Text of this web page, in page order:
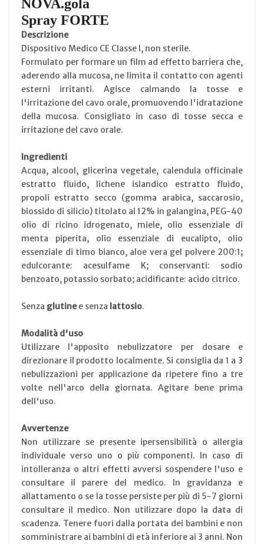
NOVA.gola
Spray FORTE
Descrizione
Dispositivo Medico CE Classe I, non sterile.
Formulato per formare un film ad effetto barriera che,
aderendo alla mucosa, ne limita il contatto con agenti
esterni irritanti. Agisce calmando la tosse e
l'irritazione del cavo orale, promuovendo l'idratazione
della mucosa. Consigliato in caso di tosse secca e
irritazione del cavo orale.
Ingredienti
Acqua, alcool, glicerina vegetale, calendula officinale
estratto fluido, lichene islandico estratto fluido,
propoli estratto secco (gomma arabica, saccarosio,
biossido di silicio) titolato al 12% in galangina, PEG-40
olio di ricino idrogenato, miele, olio essenziale di
menta piperita, olio essenziale di eucalipto, olio
essenziale di timo bianco, aloe vera gel polvere 200:1;
edulcorante: acesulfame K; conservanti: sodio
benzoato, potassio sorbato; acidificante: acido citrico.
Senza glutinee senza lattosio.
Modalità d'uso
Utilizzare l'apposito nebulizzatore per dosare e
direzionare il prodotto localmente. Si consiglia da 1 a 3
nebulizzazioni per applicazione da ripetere fino a tre
volte nell'arco della giornata. Agitare bene prima
dell'uso.
Avvertenze
Non utilizzare se presente ipersensibilità o allergia
individuale verso uno o più componenti. In caso di
intolleranza o altri effetti avversi sospendere l'uso e
consultare il parere del medico. In gravidanza e
allattamento o se la tosse persiste per più di 5-7 giorni
consultare il medico. Non utilizzare dopo la data di
scadenza. Tenere fuori dalla portata dei bambini e non
somministrare ai bambini di età inferiore ai 3 anni. Non